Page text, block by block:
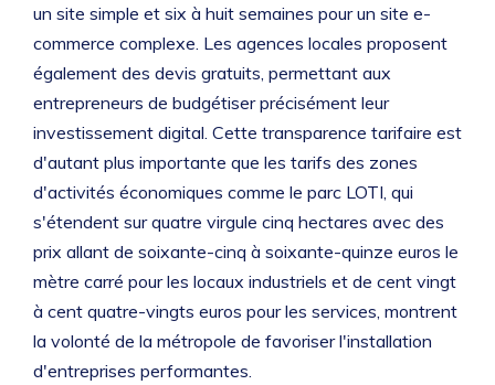
un site simple et six à huit semaines pour un site e-
commerce complexe. Les agences locales proposent
également des devis gratuits, permettant aux
entrepreneurs de budgétiser précisément leur
investissement digital. Cette transparence tarifaire est
d'autant plus importante que les tarifs des zones
d'activités économiques comme le parc LOTI, qui
s'étendent sur quatre virgule cinq hectares avec des
prix allant de soixante-cinq à soixante-quinze euros le
mètre carré pour les locaux industriels et de cent vingt
à cent quatre-vingts euros pour les services, montrent
la volonté de la métropole de favoriser l'installation
d'entreprises performantes.